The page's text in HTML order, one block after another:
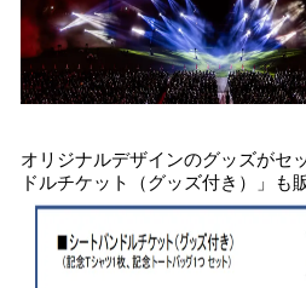
オリジナルデザインのグッズがセ
ドルチケット（グッズ付き）」も